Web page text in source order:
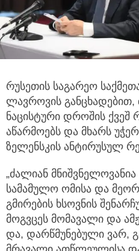
რუსეთის საგარეო
ლავროვის
ნაცისტური დროშის ქვეშ
აწარმოებს და მხარს
ზელენსკის ანტირუსულ
„ძალიან
სამამულო ომისა და
გმირების ხსოვნის
მოგვცეს მომავალი და
და, დარწმუნებული ვარ,